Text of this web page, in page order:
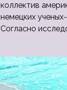
коллектив
немецких
Согласно